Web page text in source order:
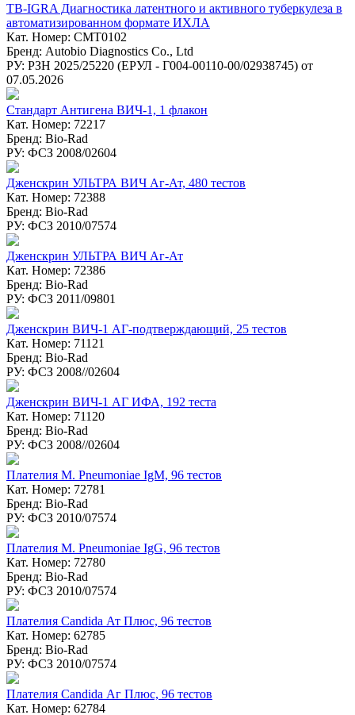
TB-IGRA Диагностика латентного и активного туберкулеза в
автоматизированном формате ИХЛА
Кат. Номер: CMT0102
Бренд: Autobio Diagnostics Co., Ltd
РУ: РЗН 2025/25220 (ЕРУЛ - Г004-00110-00/02938745) от
07.05.2026
Стандарт Антигена ВИЧ-1, 1 флакон
Кат. Номер: 72217
Бренд: Bio-Rad
РУ: ФСЗ 2008/02604
Дженскрин УЛЬТРА ВИЧ Аг-Ат, 480 тестов
Кат. Номер: 72388
Бренд: Bio-Rad
РУ: ФСЗ 2010/07574
Дженскрин УЛЬТРА ВИЧ Аг-Ат
Кат. Номер: 72386
Бренд: Bio-Rad
РУ: ФСЗ 2011/09801
Дженскрин ВИЧ-1 АГ-подтверждающий, 25 тестов
Кат. Номер: 71121
Бренд: Bio-Rad
РУ: ФСЗ 2008//02604
Дженcкрин ВИЧ-1 АГ ИФА, 192 теста
Кат. Номер: 71120
Бренд: Bio-Rad
РУ: ФСЗ 2008//02604
Плателия M. Pneumoniae IgM, 96 тестов
Кат. Номер: 72781
Бренд: Bio-Rad
РУ: ФСЗ 2010/07574
Плателия M. Pneumoniae IgG, 96 тестов
Кат. Номер: 72780
Бренд: Bio-Rad
РУ: ФСЗ 2010/07574
Плателия Candida Ат Плюс, 96 тестов
Кат. Номер: 62785
Бренд: Bio-Rad
РУ: ФСЗ 2010/07574
Плателия Candida Аг Плюс, 96 тестов
Кат. Номер: 62784